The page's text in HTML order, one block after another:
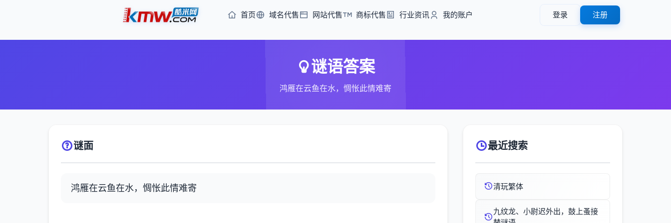
首页 域名代售 网站代售 商标代售 行业资讯 我的账户 登录 注册
谜语答案
鸿雁在云鱼在水，惆怅此情难寄
谜面
鸿雁在云鱼在水，惆怅此情难寄
最近搜索
清玩繁体
九纹龙、小尉迟外出，鼓上蚤接